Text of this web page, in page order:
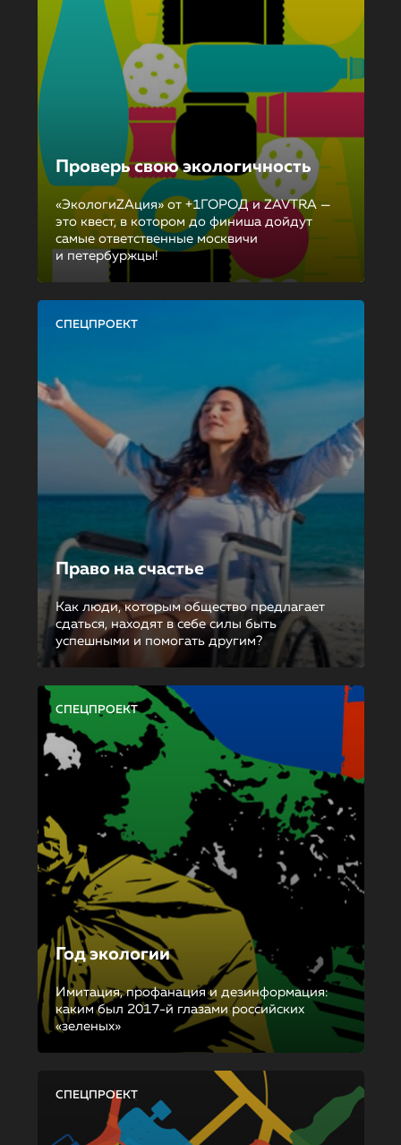
Проверь свою экологичность
«ЭкологиZAция» от +1ГОРОД и ZAVTRA —
это квест, в котором до финиша дойдут
самые ответственные москвичи
и петербуржцы!
СПЕЦПРОЕКТ
Право на счастье
Как люди, которым общество предлагает
сдаться, находят в себе силы быть
успешными и помогать другим?
СПЕЦПРОЕКТ
Год экологии
Имитация, профанация и дезинформация:
каким был 2017-й глазами российских
«зеленых»
СПЕЦПРОЕКТ